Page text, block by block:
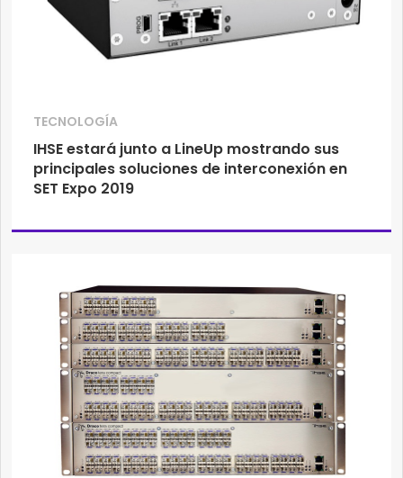
TECNOLOGÍA
IHSE estará junto a LineUp mostrando sus
principales soluciones de interconexión en
SET Expo 2019